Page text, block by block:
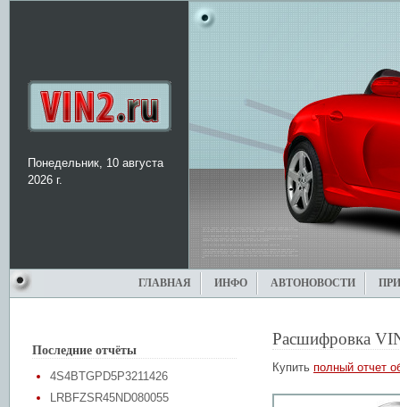
Понедельник, 10 августа
2026 г.
ГЛАВНАЯ ИНФО АВТОНОВОСТИ
Последние отчёты
4S4BTGPD5P3211426
LRBFZSR45ND080055
Расшифровка
Купить полный отчет